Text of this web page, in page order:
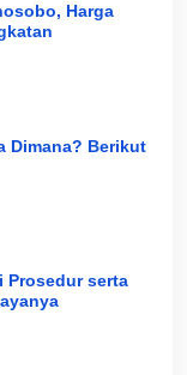
Harga
Dimana? Berikut
Prosedur serta